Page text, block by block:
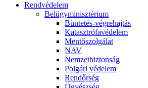
Rendvédelem
Belügyminisztérium
Büntetés-végrehajtás
Katasztrófavédelem
Mentőszolgálat
NAV
Nemzetbiztonság
Polgári védelem
Rendőrség